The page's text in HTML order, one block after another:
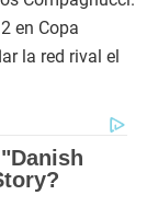
en Copa
la red rival el